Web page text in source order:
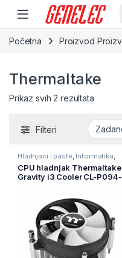
Skip to navigation
Skip to content
Početna Proizvod
Thermaltake
Prikaz svih 2 rezultata
Filteri
Hladnjaci i paste, Informatika,
Računarske Komponente
CPU hladnjak Thermaltake
Gravity i3 Cooler CL-P094-